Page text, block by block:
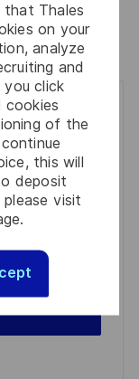
that Thales
on your
analyze
and
click
cookies
of the
this will
deposit
visit